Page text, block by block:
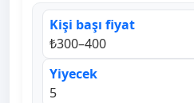
Kişi başı fiyat
₺300–400
Yiyecek
5